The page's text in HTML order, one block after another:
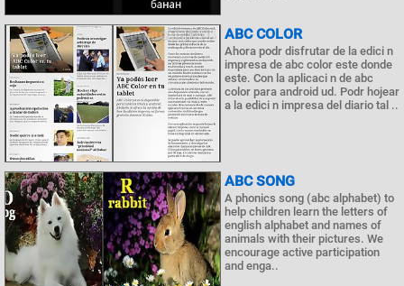
ABC COLOR
Ahora podr disfrutar de la edici n
impresa de abc color este donde
este. Con la aplicaci n de abc
color para android ud. Podr hojear
a la edici n impresa del diario tal ..
ABC SONG
A phonics song (abc alphabet) to
help children learn the letters of
english alphabet and names of
animals with their pictures. We
encourage active participation
and enga..